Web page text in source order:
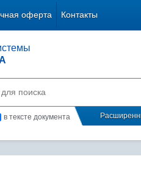
оферта Контакты
в тексте документа